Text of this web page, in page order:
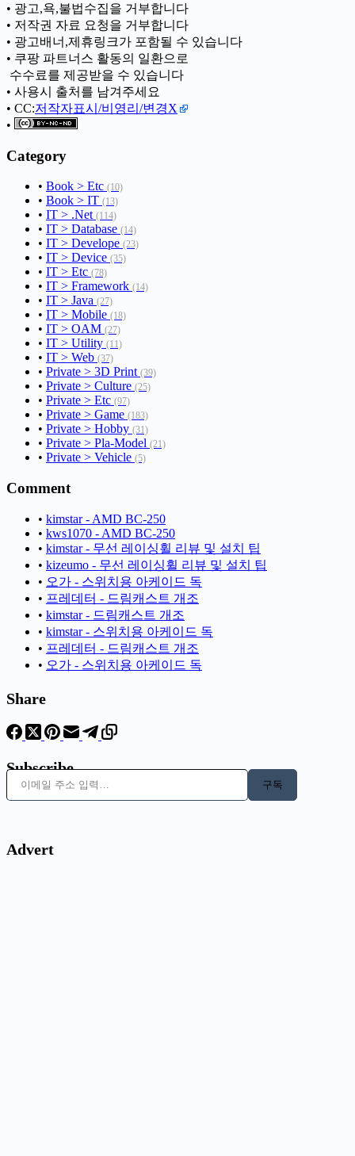
• 광고,욕,불법수집을 거부합니다
• 저작권 자료 요청을 거부합니다
• 광고배너,제휴링크가 포함될 수 있습니다
• 쿠팡 파트너스 활동의 일환으로
ㅤ 수수료를 제공받을 수 있습니다
• 사용시 출처를 남겨주세요
• CC:저작자표시/비영리/변경X
•
Category
• Book > Etc (10)
• Book > IT (13)
• IT > .Net (114)
• IT > Database (14)
• IT > Develope (23)
• IT > Device (35)
• IT > Etc (78)
• IT > Framework (14)
• IT > Java (27)
• IT > Mobile (18)
• IT > OAM (27)
• IT > Utility (11)
• IT > Web (37)
• Private > 3D Print (39)
• Private > Culture (25)
• Private > Etc (97)
• Private > Game (183)
• Private > Hobby (31)
• Private > Pla-Model (21)
• Private > Vehicle (5)
Comment
• kimstar - AMD BC-250
• kws1070 - AMD BC-250
• kimstar - 무선 레이싱휠 리뷰 및 설치 팁
• kizeumo - 무선 레이싱휠 리뷰 및 설치 팁
• 오가 - 스위치용 아케이드 독
• 프레데터 - 드림캐스트 개조
• kimstar - 드림캐스트 개조
• kimstar - 스위치용 아케이드 독
• 프레데터 - 드림캐스트 개조
• 오가 - 스위치용 아케이드 독
Share
Subscribe
이메일 주소 입력…
구독
Advert